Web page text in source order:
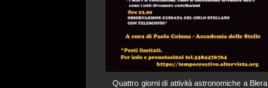
Quattro giorni di attività astronomiche a Blera